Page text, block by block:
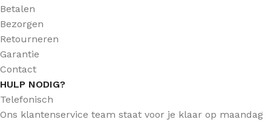
Betalen
Bezorgen
Retourneren
Garantie
Contact
HULP NODIG?
Telefonisch
Ons klantenservice team staat voor je klaar op maandag